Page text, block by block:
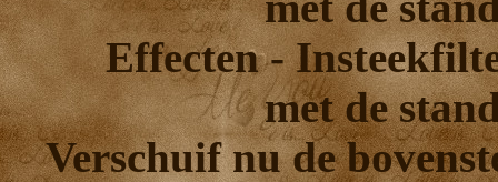
Effecten -
met de
Verschuif nu de